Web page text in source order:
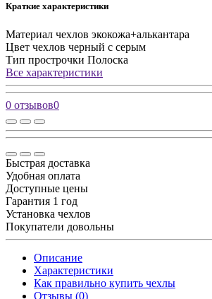
Краткие характеристики
Материал чехлов экокожа+алькантара
Цвет чехлов черный с серым
Тип прострочки Полоска
Все характеристики
0 отзывов0
Быстрая доставка
Удобная оплата
Доступные цены
Гарантия 1 год
Установка чехлов
Покупатели довольны
Описание
Характеристики
Как правильно купить чехлы
Отзывы (0)